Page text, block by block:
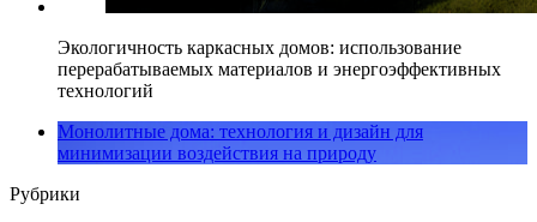
Экологичность каркасных домов: использование
перерабатываемых материалов и энергоэффективных
технологий
Монолитные дома: технология и дизайн для
минимизации воздействия на природу
Рубрики